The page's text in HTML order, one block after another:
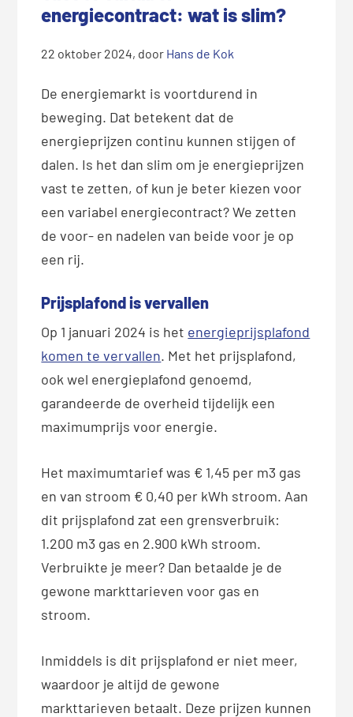
energiecontract: wat is slim?
22 oktober 2024, door Hans de Kok
De energiemarkt is voortdurend in
beweging. Dat betekent dat de
energieprijzen continu kunnen stijgen of
dalen. Is het dan slim om je energieprijzen
vast te zetten, of kun je beter kiezen voor
een variabel energiecontract? We zetten
de voor- en nadelen van beide voor je op
een rij.
Prijsplafond is vervallen
Op 1 januari 2024 is het energieprijsplafond
komen te vervallen. Met het prijsplafond,
ook wel energieplafond genoemd,
garandeerde de overheid tijdelijk een
maximumprijs voor energie.
Het maximumtarief was € 1,45 per m3 gas
en van stroom € 0,40 per kWh stroom. Aan
dit prijsplafond zat een grensverbruik:
1.200 m3 gas en 2.900 kWh stroom.
Verbruikte je meer? Dan betaalde je de
gewone markttarieven voor gas en
stroom.
Inmiddels is dit prijsplafond er niet meer,
waardoor je altijd de gewone
markttarieven betaalt. Deze prijzen kunnen